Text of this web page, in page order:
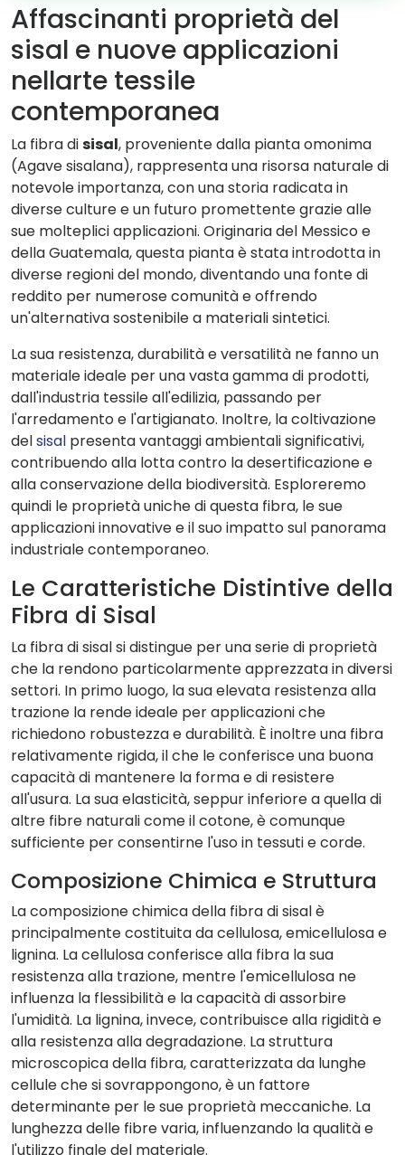
Affascinanti proprietà del
sisal e nuove applicazioni
nellarte tessile
contemporanea
La fibra disisal, proveniente dalla pianta omonima
(Agave sisalana), rappresenta una risorsa naturale di
notevole importanza, con una storia radicata in
diverse culture e un futuro promettente grazie alle
sue molteplici applicazioni. Originaria del Messico e
della Guatemala, questa pianta è stata introdotta in
diverse regioni del mondo, diventando una fonte di
reddito per numerose comunità e offrendo
un'alternativa sostenibile a materiali sintetici.
La sua resistenza, durabilità e versatilità ne fanno un
materiale ideale per una vasta gamma di prodotti,
dall'industria tessile all'edilizia, passando per
l'arredamento e l'artigianato. Inoltre, la coltivazione
delsisal presenta vantaggi ambientali significativi,
contribuendo alla lotta contro la desertificazione e
alla conservazione della biodiversità. Esploreremo
quindi le proprietà uniche di questa fibra, le sue
applicazioni innovative e il suo impatto sul panorama
industriale contemporaneo.
Le Caratteristiche Distintive della
Fibra di Sisal
La fibra di sisal si distingue per una serie di proprietà
che la rendono particolarmente apprezzata in diversi
settori. In primo luogo, la sua elevata resistenza alla
trazione la rende ideale per applicazioni che
richiedono robustezza e durabilità. È inoltre una fibra
relativamente rigida, il che le conferisce una buona
capacità di mantenere la forma e di resistere
all'usura. La sua elasticità, seppur inferiore a quella di
altre fibre naturali come il cotone, è comunque
sufficiente per consentirne l'uso in tessuti e corde.
Composizione Chimica e Struttura
La composizione chimica della fibra di sisal è
principalmente costituita da cellulosa, emicellulosa e
lignina. La cellulosa conferisce alla fibra la sua
resistenza alla trazione, mentre l'emicellulosa ne
influenza la flessibilità e la capacità di assorbire
l'umidità. La lignina, invece, contribuisce alla rigidità e
alla resistenza alla degradazione. La struttura
microscopica della fibra, caratterizzata da lunghe
cellule che si sovrappongono, è un fattore
determinante per le sue proprietà meccaniche. La
lunghezza delle fibre varia, influenzando la qualità e
l'utilizzo finale del materiale.